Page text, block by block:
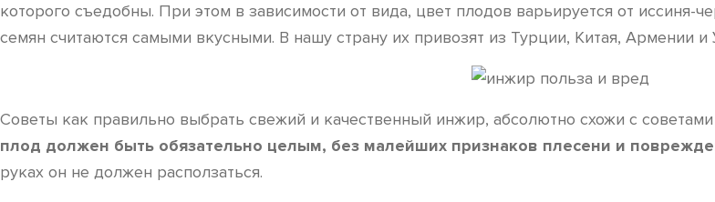
которого съедобны. При этом в зависимости от вида, цвет плодов варьируется от
семян считаются самыми вкусными. В нашу страну их привозят из Турции, Китая, Армении и
Советы как правильно выбрать свежий и качественный инжир, абсолютно схожи с
плод должен быть обязательно целым, без малейших признаков плесени и
руках он не должен расползаться.